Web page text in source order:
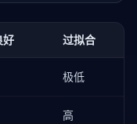
test_pred)
好 过拟合
极低
高